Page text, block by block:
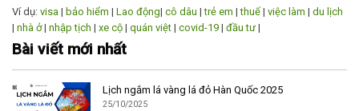
Ví dụ: visa | bảo hiểm | Lao động| cô dâu |trẻ em |thuế | việc làm | du lịch
| nhà ở| nhập tịch | xe cộ | quán việt | covid-19 | đầu tư |
Bài viết mới nhất
Lịch ngắm lá vàng lá đỏ Hàn Quốc 2025
25/10/2025